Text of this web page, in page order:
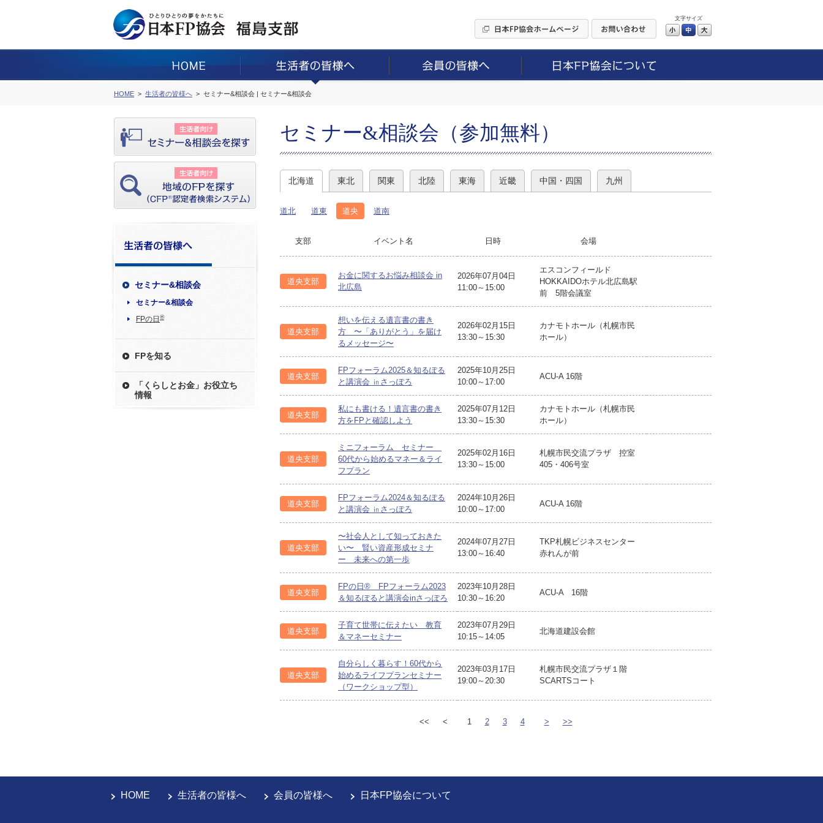
文字サイズ
小 中
HOME 生活者の皆様へ セミナー&相談会 | セミナー&相談会
セミナー&相談会
セミナー&相談会
FPの日 ®
FPを知る
「くらしとお金」お役立ち
情報
セミナー&相談会（参加無料）
北海道 東北 関東 北陸 東海 近畿 中国・四国 九州
道北 道東 道央 道南
支部 イベント名 日時 会場
道央支部
お金に関するお悩み相談会 in
北広島
2026年07月04日
11:00～15:00
エスコンフィールド
HOKKAIDOホテル北広島駅
前 5階会議室
道央支部
想いを伝える遺言書の書き
方 〜「ありがとう」を届け
るメッセージ〜
2026年02月15日
13:30～15:30
カナモトホール（札幌市民
ホール）
道央支部
FPフォーラム2025＆知るぽる
と講演会 ㏌さっぽろ
2025年10月25日
10:00～17:00
ACU-A 16階
道央支部
私にも書ける！遺言書の書き
方をFPと確認しよう
2025年07月12日
13:30～15:30
カナモトホール（札幌市民
ホール）
道央支部
ミニフォーラム セミナー
60代から始めるマネー＆ライ
フプラン
2025年02月16日
13:30～15:00
札幌市民交流プラザ 控室
405・406号室
道央支部
FPフォーラム2024＆知るぽる
と講演会 ㏌さっぽろ
2024年10月26日
10:00～17:00
ACU-A 16階
道央支部
〜社会人として知っておきた
い〜 賢い資産形成セミナ
ー 未来への第一歩
2024年07月27日
13:00～16:40
TKP札幌ビジネスセンター
赤れんが前
道央支部
FPの日® FPフォーラム2023
＆知るぽると講演会inさっぽろ
2023年10月28日
10:30～16:20
ACU-A 16階
道央支部
子育て世帯に伝えたい 教育
＆マネーセミナー
2023年07月29日
10:15～14:05
北海道建設会館
道央支部
自分らしく暮らす！60代から
始めるライフプランセミナー
（ワークショップ型）
2023年03月17日
19:00～20:30
札幌市民交流プラザ１階
SCARTSコート
<< < 1 2 3 4 > >>
HOME 生活者の皆様へ 会員の皆様へ 日本FP協会について